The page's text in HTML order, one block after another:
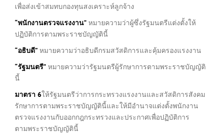
เพื่อส่งเข้าสมทบกองทุนสงเคราะห์ลูกจ้าง
“พนักงานตรวจแรงงาน” หมายความว่าผู้ซึ่งรัฐมนตรีแต่งตั้งให้
ปฏิบัติการตามพระราชบัญญัตินี้
“อธิบดี” หมายความว่าอธิบดีกรมสวัสดิการและคุ้มครองแรงงาน
“รัฐมนตรี” หมายความว่ารัฐมนตรีผู้รักษาการตามพระราชบัญญัติ
นี้
มาตรา 6ให้รัฐมนตรีว่าการกระทรวงแรงงานและสวัสดิการสังคม
รักษาการตามพระราชบัญญัตินี้และให้มีอำนาจแต่งตั้งพนักงาน
ตรวจแรงงานกับออกกฎกระทรวงและประกาศเพื่อปฏิบัติการ
ตามพระราชบัญญัตินี้